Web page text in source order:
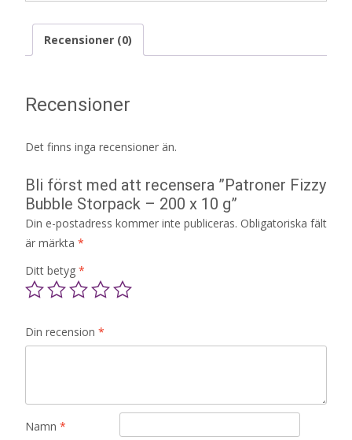
Recensioner (0)
Recensioner
Det finns inga recensioner än.
Bli först med att recensera ”Patroner Fizzy
Bubble Storpack – 200 x 10 g”
Din e-postadress kommer inte publiceras. Obligatoriska fält
är märkta *
Ditt betyg *
Din recension *
Namn *